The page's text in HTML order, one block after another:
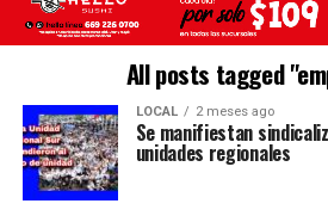
All posts tagged
LOCAL 2 meses ago
Se manifiestan
unidades regionales